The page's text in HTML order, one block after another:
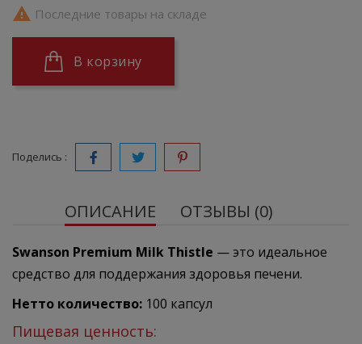
 Последние товары на складе
В корзину
Поделись :
ОПИСАНИЕ ОТЗЫВЫ (0)
Swanson Premium Milk Thistle — это идеальное
средство для поддержания здоровья печени.
Нетто количество: 100 капсул
Пищевая ценность: